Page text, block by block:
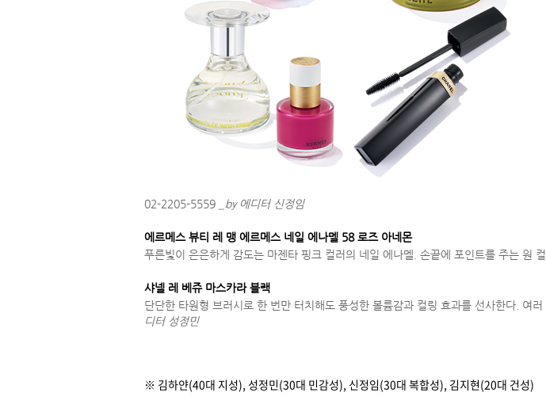
02-2205-5559
_by 에디터 신정임
에르메스 뷰티 레 맹 에르메스 네일 에나멜 58 로즈 아네몬
푸른빛이 은은하게 감도는 마젠타 핑크 컬러의 네일 에나멜. 손끝에 포인트를 주는
샤넬 레 베쥬 마스카라 블랙
단단한 타원형 브러시로 한 번만 터치해도 풍성한 볼륨감과 컬링 효과를 선사한다.
디터 성정민
※ 김하얀(40대 지성), 성정민(30대 민감성), 신정임(30대 복합성), 김지현(20대 건성)